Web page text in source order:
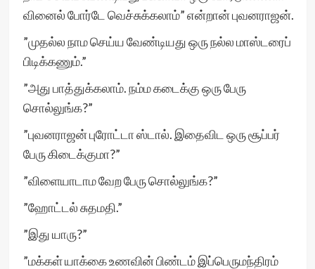
வினைல் போர்டே வெச்சுக்கலாம்” என்றான் புவனராஜன்.
”முதல்ல நாம செய்ய வேண்டியது ஒரு நல்ல மாஸ்டரைப்
பிடிக்கணும்.”
”அது பாத்துக்கலாம். நம்ம கடைக்கு ஒரு பேரு
சொல்லுங்க?”
”புவனராஜன் புரோட்டா ஸ்டால். இதைவிட ஒரு சூப்பர்
பேரு கிடைக்குமா?”
”விளையாடாம வேற பேரு சொல்லுங்க?”
”ஹோட்டல் சுதமதி.”
”இது யாரு?”
”மக்கள் யாக்கை உணவின் பிண்டம் இப்பெருமந்திரம்